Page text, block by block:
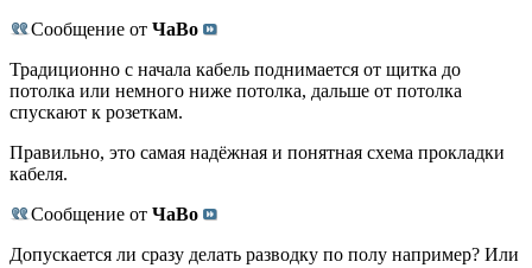
Сообщение от ЧаВо
Традиционно с начала кабель поднимается от щитка до
потолка или немного ниже потолка, дальше от потолка
спускают к розеткам.
Правильно, это самая надёжная и понятная схема прокладки
кабеля.
Сообщение от ЧаВо
Допускается ли сразу делать разводку по полу например? Или